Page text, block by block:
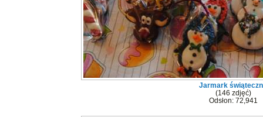
Jarmark
(146 zdjęć)
Odsłon: 72,941